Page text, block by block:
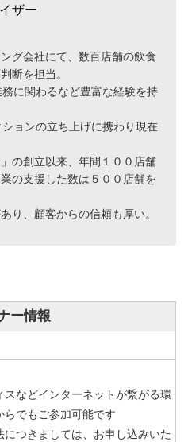
ザー
グ会社にて、数百店舗の飲食
断を担当。
に関わるなど豊富な経験を持
ョンの立ち上げに携わり現在
の創立以来、年間１００店舗
の支援した数は５００店舗を
り、顧客からの信頼も厚い。
ー情報
などインターネットが繋がる環
らでもご参加可能です
つきましては、お申し込みいた